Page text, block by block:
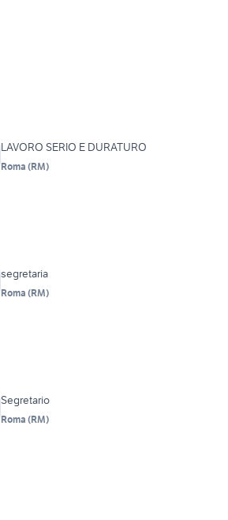
LAVORO SERIO E DURATURO
Roma (RM)
segretaria
Roma (RM)
Segretario
Roma (RM)